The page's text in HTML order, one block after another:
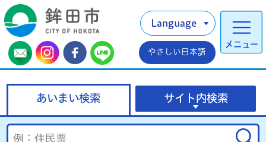
メニュー
Language
やさしい日本語
あいまい検索 サイト内検索